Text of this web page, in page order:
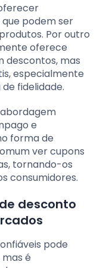
podem ser
Por outro
oferece
descontos, mas
especialmente
fidelidade.
e
forma de
ver cupons
tornando-os
consumidores.
desconto
pode
é